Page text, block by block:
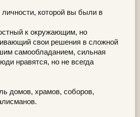
личности, которой вы были в
к окружающим, но
свои решения в сложной
самообладанием, сильная
нравятся, но не всегда
домов, храмов, соборов,